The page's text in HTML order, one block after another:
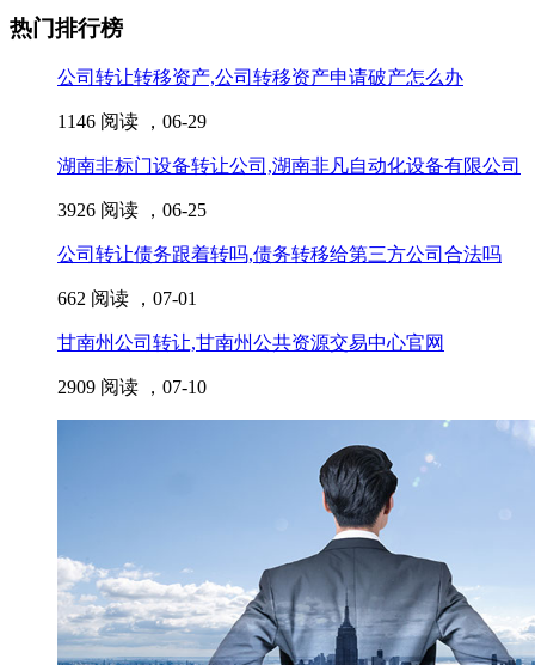
热门排行榜
公司转让转移资产,公司转移资产申请破产怎么办
1146 阅读 ， 06-29
湖南非标门设备转让公司,湖南非凡自动化设备有限公司
3926 阅读 ， 06-25
公司转让债务跟着转吗,债务转移给第三方公司合法吗
662 阅读 ， 07-01
甘南州公司转让,甘南州公共资源交易中心官网
2909 阅读 ， 07-10